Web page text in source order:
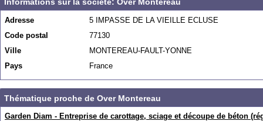
Adresse
5 IMPASSE DE LA VIEILLE ECLUSE
Code postal
77130
Ville
MONTEREAU-FAULT-YONNE
Pays
France
Thématique proche de Over Montereau
Garden Diam - Entreprise de carottage, sciage et découpe de béton